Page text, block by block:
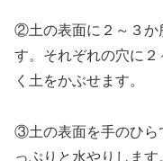
②土の表面に２～３か
す。それぞれの穴に
く土をかぶせます。
③土の表面を手のひら
っぷりと水やりします